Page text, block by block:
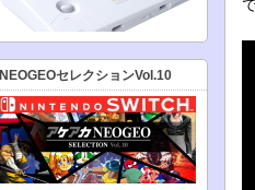
NEOGEOセレクションVol.10